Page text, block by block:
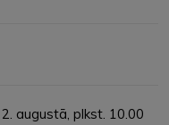
augustā, plkst. 10.00